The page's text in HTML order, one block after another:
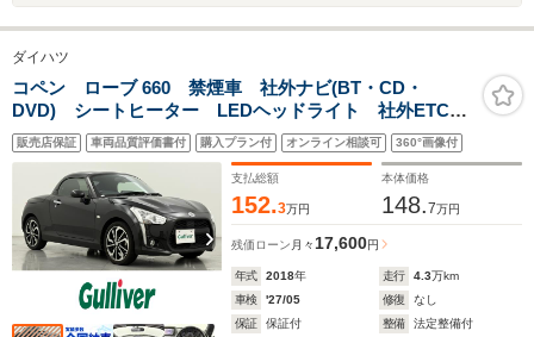
ダイハツ
コペン ローブ 660 禁煙車 社外ナビ(BT・CD・
DVD) シートヒーター LEDヘッドライト 社外ETC
純正16インチAW 純正フロアマット アイドリングスト
ップ 電動格納ミラー フォグライト スマートキー
販売店保証 車両品質評価書付 購入プラン付 オンライン相談可 360°画像付
支払総額
152.3万円
本体価格
148.7万円
残価ローン 月々 17,600円
年式 2018年 走行 4.3万km
車検
'27/05 修復
なし
保証
保証付 整備
法定整備付